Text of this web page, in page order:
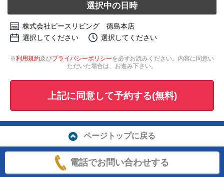
選択中の日時
株式会社ピースリビング 徳島本店
選択してください
選択してください
※利用規約及びプライバシーポリシーを必ずお読みください。内容に同意い
ただいた場合は、お進み下さい。
上記に同意して予約する(無料)
ページトップに戻る
電話でお問い合わせする